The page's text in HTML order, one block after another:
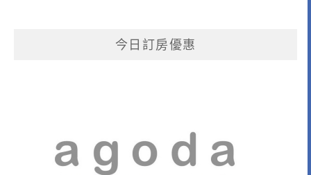
今日訂房優惠